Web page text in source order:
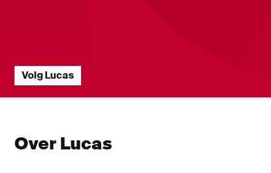
Volg Lucas
Speler Statistieken ??
Over Lucas